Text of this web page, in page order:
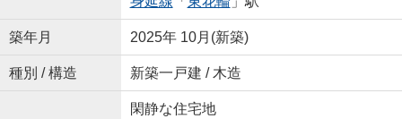
築年月 2025年 10月(新築)
種別 / 構造 新築一戸建 / 木造
閑静な住宅地